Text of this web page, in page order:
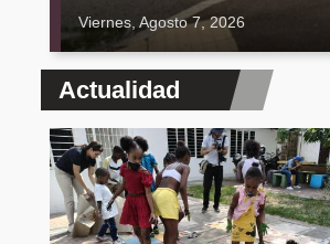
Viernes, Agosto 7, 2026
Actualidad